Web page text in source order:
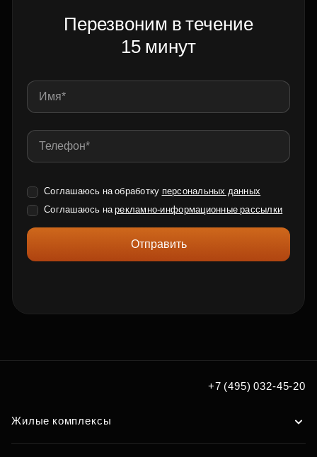
Перезвоним в течение
15 минут
Соглашаюсь на обработку персональных данных
Соглашаюсь нарекламно-информационные рассылки
Отправить
+7 (495) 032-45-20
Жилые комплексы